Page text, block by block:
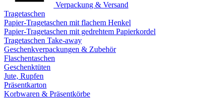
Verpackung & Versand
Tragetaschen
Papier-Tragetaschen mit flachem Henkel
Papier-Tragetaschen mit gedrehtem Papierkordel
Tragetaschen Take-away
Geschenkverpackungen & Zubehör
Flaschentaschen
Geschenktüten
Jute, Rupfen
Präsentkarton
Korbwaren & Präsentkörbe